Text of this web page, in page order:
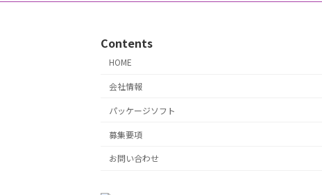
Contents
HOME
会社情報
パッケージソフト
募集要項
お問い合わせ